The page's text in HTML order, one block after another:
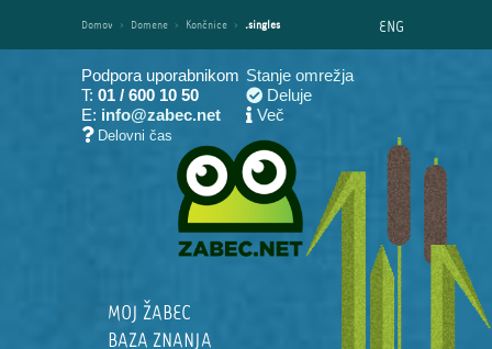
Domov › Domene › Končnice › .singles ENG
Podpora uporabnikom
T: 01 / 600 10 50
E: info@zabec.net
Delovni čas
Stanje omrežja
Deluje
Več
MOJ ŽABEC
BAZA ZNANJA